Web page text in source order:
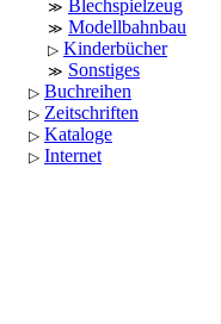
Blechspielzeug
Modellbahnbau
Kinderbücher
Sonstiges
Buchreihen
Zeitschriften
Kataloge
Internet